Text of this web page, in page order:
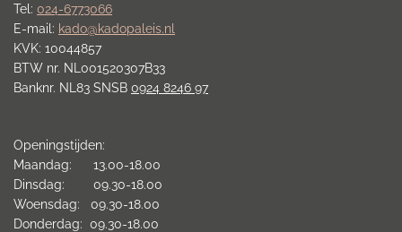
Tel: 024-6773066
E-mail: kado@kadopaleis.nl
KVK: 10044857
BTW nr. NL001520307B33
Banknr. NL83 SNSB 0924 8246 97
Openingstijden:
Maandag: 13.00-18.00
Dinsdag: 09.30-18.00
Woensdag: 09.30-18.00
Donderdag: 09.30-18.00